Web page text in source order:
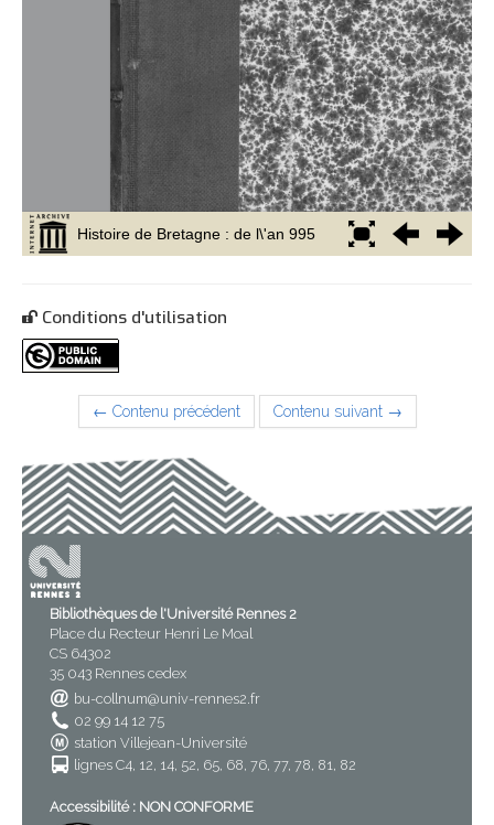
Conditions d'utilisation
← Contenu précédent Contenu suivant →
Bibliothèques de l'Université Rennes 2
Place du Recteur Henri Le Moal
CS 64302
35 043 Rennes cedex
bu-collnum@univ-rennes2.fr
02 99 14 12 75
station Villejean-Université
lignes C4, 12, 14, 52, 65, 68, 76, 77, 78, 81, 82
Accessibilité : NON CONFORME